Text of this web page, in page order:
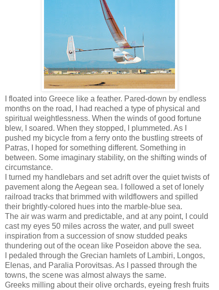
I floated into Greece like a feather. Pared-down by endless
months on the road, I had reached a type of physical and
spiritual weightlessness. When the winds of good fortune
blew, I soared. When they stopped, I plummeted. As I
pushed my bicycle from a ferry onto the bustling streets of
Patras, I hoped for something different. Something in
between. Some imaginary stability, on the shifting winds of
circumstance.
I turned my handlebars and set adrift over the quiet twists of
pavement along the Aegean sea. I followed a set of lonely
railroad tracks that brimmed with wildflowers and spilled
their brightly-colored hues into the marble-blue sea.
The air was warm and predictable, and at any point, I could
cast my eyes 50 miles across the water, and pull sweet
inspiration from a succession of snow studded peaks
thundering out of the ocean like Poseidon above the sea.
I pedaled through the Grecian hamlets of Lambiri, Longos,
Elenas, and Paralia Porovitsas. As I passed through the
towns, the scene was almost always the same.
Greeks milling about their olive orchards, eyeing fresh fruits